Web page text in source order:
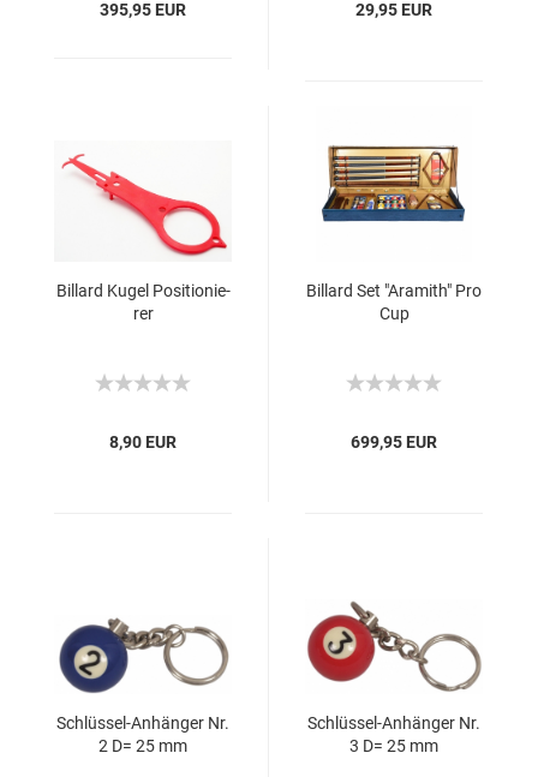
395,95 EUR 29,95 EUR
Bil­lard Kugel Po­si­tio­nie­
rer
8,90 EUR
Bil­lard Set "Ara­mith" Pro
Cup
699,95 EUR
Schlüssel-​​An­hän­ger Nr.
2 D= 25 mm
Schlüssel-​​An­hän­ger Nr.
3 D= 25 mm